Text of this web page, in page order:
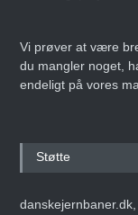
Vi prøver at være
du mangler noget,
endeligt på vores
Støtte